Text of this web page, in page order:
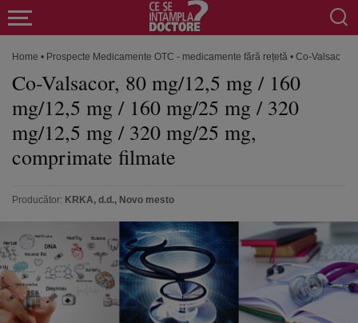
Home • Prospecte Medicamente OTC - medicamente fără rețetă • Co-Valsacor,
Co-Valsacor, 80 mg/12,5 mg / 160
mg/12,5 mg / 160 mg/25 mg / 320
mg/12,5 mg / 320 mg/25 mg,
comprimate filmate
Producător: KRKA, d.d., Novo mesto